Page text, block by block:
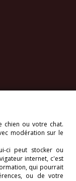
chien ou votre chat.
modération sur le
cipeut stocker ou
internet, c'est
qui pourrait
ou de votre